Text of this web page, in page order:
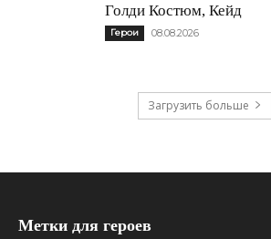
Голди Костюм, Кейд
Герои 08.08.2026
Загрузить больше
Метки для героев